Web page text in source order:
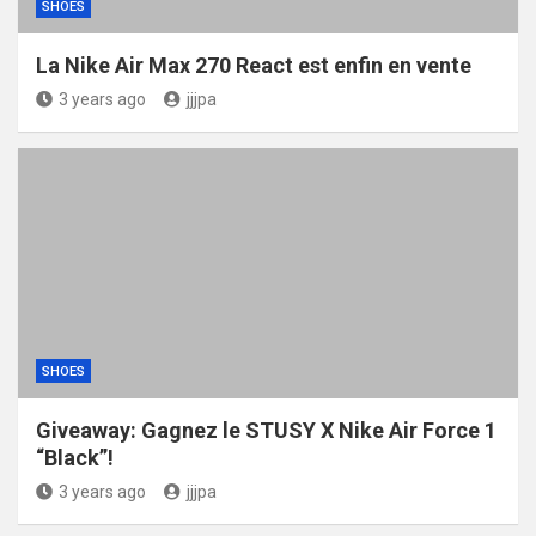
SHOES
La Nike Air Max 270 React est enfin en vente
3 years ago jjjpa
SHOES
Giveaway: Gagnez le STUSY X Nike Air Force 1
“Black”!
3 years ago jjjpa